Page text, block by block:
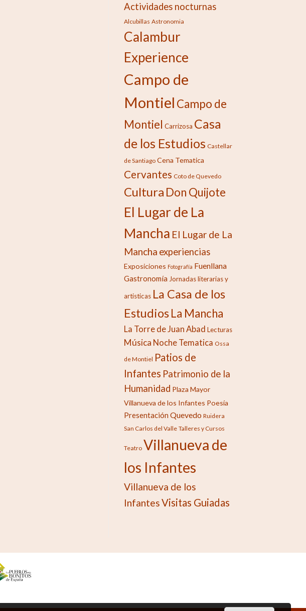
Actividades nocturnas
Alcubillas Astronomia
Calambur
Experience
Campo de
Montiel Campo de
Montiel Carrizosa Casa
de los Estudios Castellar
de Santiago Cena Tematica
Cervantes Coto de Quevedo
Cultura Don Quijote
El Lugar de La
Mancha El Lugar de La
Mancha experiencias
Exposiciones Fotografía Fuenllana
Gastronomía Jornadas literarias y
artisticas La Casa de los
Estudios La Mancha
La Torre de Juan Abad Lecturas
Música Noche Tematica Ossa
de Montiel Patios de
Infantes Patrimonio de la
Humanidad Plaza Mayor
Villanueva de los Infantes Poesía
Presentación Quevedo Ruidera
San Carlos del Valle Talleres y Cursos
Teatro Villanueva de
los Infantes
Villanueva de los
InfantesVisitas Guiadas